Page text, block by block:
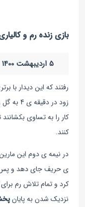
بازی زنده رم و
5 اردیبهشت 1400
کنند.
در نیمه ی دوم این
ی حریف جای دهد و پس از
کرد و تمام تلاش رم
نزدیک شدن به پایان